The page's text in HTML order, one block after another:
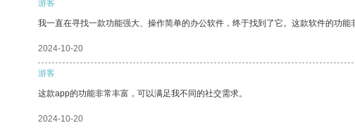
游客
我一直在寻找一款功能强大、操作简单的办公软件，终于找到了它。这款软件的功
2024-10-20
游客
这款app的功能非常丰富，可以满足我不同的社交需求。
2024-10-20